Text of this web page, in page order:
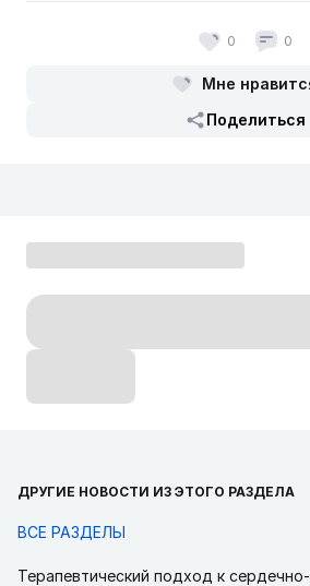
0 0
Мне
Поделиться
ДРУГИЕ НОВОСТИ ИЗ ЭТОГО РАЗДЕЛА
ВСЕ РАЗДЕЛЫ
Терапевтический подход к